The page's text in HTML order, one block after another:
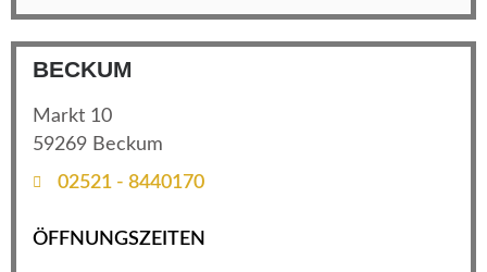
BECKUM
Markt 10
59269 Beckum
02521 - 8440170
ÖFFNUNGSZEITEN